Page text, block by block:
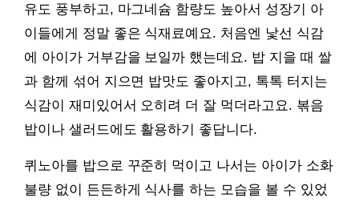
유도 풍부하고, 마그네슘 함량도 높아서 성장기 아
이들에게 정말 좋은 식재료예요. 처음엔 낯선 식감
에 아이가 거부감을 보일까 했는데요. 밥 지을 때 쌀
과 함께 섞어 지으면 밥맛도 좋아지고, 톡톡 터지는
식감이 재미있어서 오히려 더 잘 먹더라고요. 볶음
밥이나 샐러드에도 활용하기 좋답니다.
퀴노아를 밥으로 꾸준히 먹이고 나서는 아이가 소화
불량 없이 든든하게 식사를 하는 모습을 볼 수 있었